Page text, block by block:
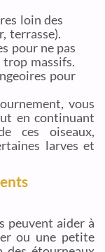
loin des
terrasse).
pour ne pas
trop massifs.
pour
vous
en continuant
ces oiseaux,
larves et
peuvent aider à
ou une petite